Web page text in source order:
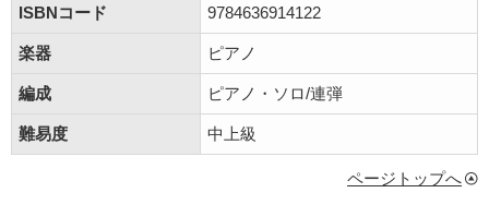
ISBNコード 9784636914122
楽器 ピアノ
編成 ピアノ・ソロ/連弾
難易度 中上級
ページトップへ